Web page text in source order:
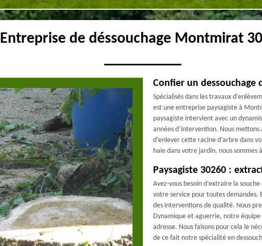
Entreprise de déssouchage Montmirat
Confier un dessouchage
Spécialisés dans les travaux
est une entreprise paysagiste à
paysagiste intervient avec un
années d’intervention. Nous
d’enlever cette racine d’arbre dans
haie dans votre jardin, nous sommes
Paysagiste 30260 :
Avez-vous besoin d’extraire la
votre service pour toutes demandes.
des interventions de qualité. Nous
Dynamique et aguerrie, notre équipe
adresse. Nous faisons pour cela le
de ce fait notre spécialité en